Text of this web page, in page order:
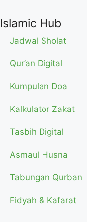
Islamic Hub
Jadwal Sholat
Qur’an Digital
Kumpulan Doa
Kalkulator Zakat
Tasbih Digital
Asmaul Husna
Tabungan Qurban
Fidyah & Kafarat